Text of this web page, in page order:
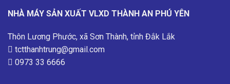
NHÀ MÁY SẢN XUẤT VLXD THÀNH AN PHÚ YÊN
Thôn Lương Phước, xã Sơn Thành, tỉnh Đắk Lắk
tctthanhtrung@gmail.com
0973 33 6666